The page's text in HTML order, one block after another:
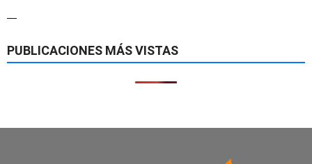
—
PUBLICACIONES MÁS VISTAS